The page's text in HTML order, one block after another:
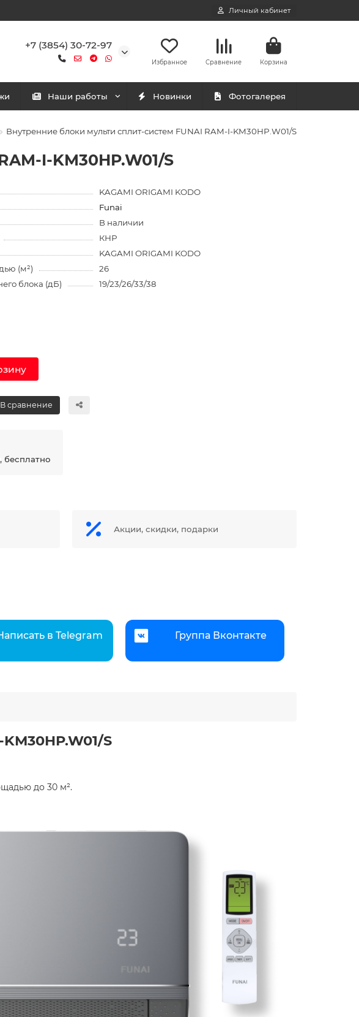
Личный кабинет
+7 (3854) 30-72-97
Избранное Сравнение Корзина
Наши работы Новинки Фотогалерея
Внутренние блоки мульти сплит-систем FUNAI RAM-I-KM30HP.W01/S
I-KM30HP.W01/S
KAGAMI ORIGAMI KODO
Funai
В наличии
КНР
KAGAMI ORIGAMI KODO
(м²)
26
блока (дБ)
19/23/26/33/38
В сравнение
бесплатно
Акции, скидки, подарки
в Telegram Группа Вконтакте
S
до 30 м².